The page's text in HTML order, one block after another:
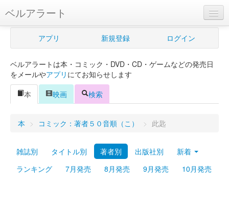
ベルアラート
ベルアラートとは
新規登録
ログイン
Myシェルフ
プレミアム
アプリ 新規登録 ログイン
ベルアラートは本・コミック・DVD・CD・ゲームなどの発売日
をメールやアプリ にてお知らせします
本
映画 検索
本 > コミック：著者５０音順（こ） > 此匙
雑誌別 タイトル別 著者別 出版社別
新着
ランキング
7月発売 8月発売 9月発売 10月発売